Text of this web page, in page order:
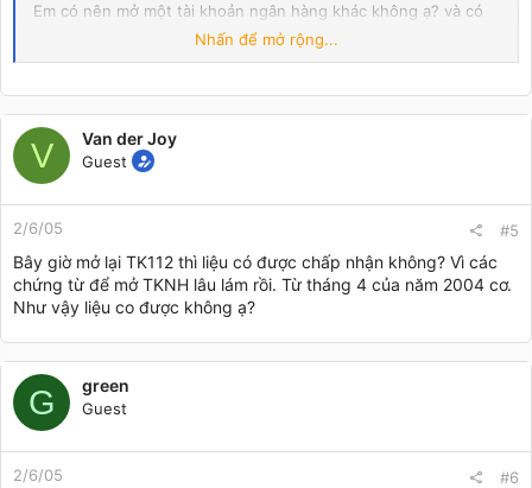
Em có nên mở một tài khoản ngân hàng khác không ạ? và có
thể dùng lại tài khoản ngân hàng cũ. Vì tất cả các hợp đồng
họat động giao dịch của năm 2005 đều dùng đến TKNgân
Em phải làm sao đây.
Nhấn để mở rộng...
V Van der Joy
Guest
2/6/05 #5
Bây giờ mở lại TK112 thì liệu có được chấp nhận không? Vì các
chứng từ để mở TKNH lâu lám rồi. Từ tháng 4 của năm 2004 cơ.
Như vậy liệu co được không ạ?
G green
Guest
2/6/05 #6